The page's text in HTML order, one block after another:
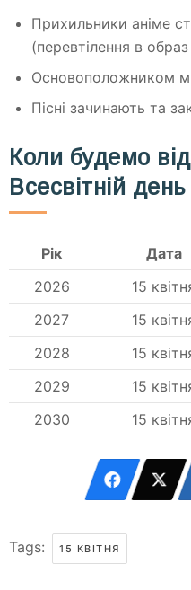
Прихильники аніме
(перевтілення в
Основоположником
Пісні зачинають та
Коли будемо
Всесвітній
Рік Дата
2026
15
2027
15
2028
15
2029
15
2030
15
Tags: 15 КВІТНЯ